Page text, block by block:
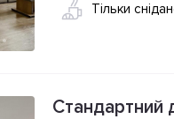
Тільки
Стандартний